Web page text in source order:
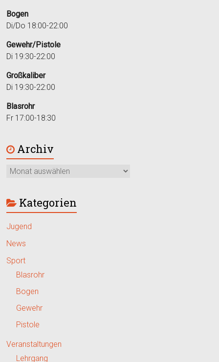
Bogen
Di/Do 18:00-22:00
Gewehr/Pistole
Di 19:30-22:00
Großkaliber
Di 19:30-22:00
Blasrohr
Fr 17:00-18:30
Archiv
Kategorien
Jugend
News
Sport
Blasrohr
Bogen
Gewehr
Pistole
Veranstaltungen
Lehrgang